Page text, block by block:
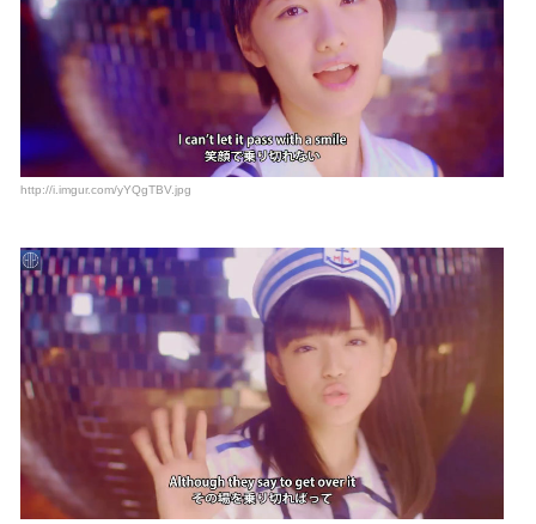
http://i.imgur.com/yYQgTBV.jpg